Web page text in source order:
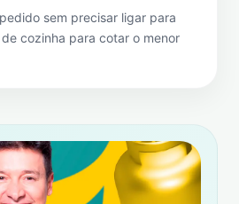
sem precisar ligar para
cozinha para cotar o menor